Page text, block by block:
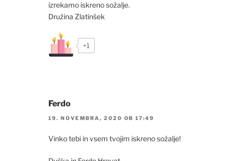
izrekamo iskreno sožalje.
Družina Zlatinšek
+1
Ferdo
19. NOVEMBRA, 2020 OB 17:49
Vinko tebi in vsem tvojim iskreno sožalje!